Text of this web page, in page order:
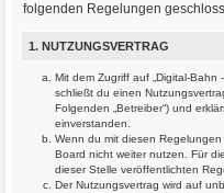
folgenden Regelungen
1. NUTZUNGSVERTRAG
Mit dem Zugriff auf „Digital-Bahn
schließt du einen
Folgenden „Betreiber“) und
einverstanden.
Wenn du mit diesen
Board nicht weiter nutzen. Für
dieser Stelle veröffentlichten
Der Nutzungsvertrag wird auf